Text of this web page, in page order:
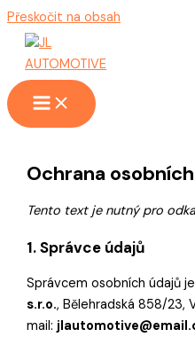
Přeskočit na obsah
Ochrana
Tento text je nutný pro
1. Správce údajů
Správcem osobních údajů
s.r.o., Bělehradská 858/23,
mail: